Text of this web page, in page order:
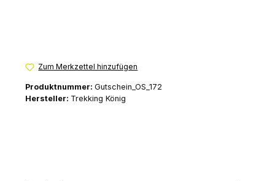
Zum Merkzettel hinzufügen
Produktnummer: Gutschein_OS_172
Hersteller: Trekking König